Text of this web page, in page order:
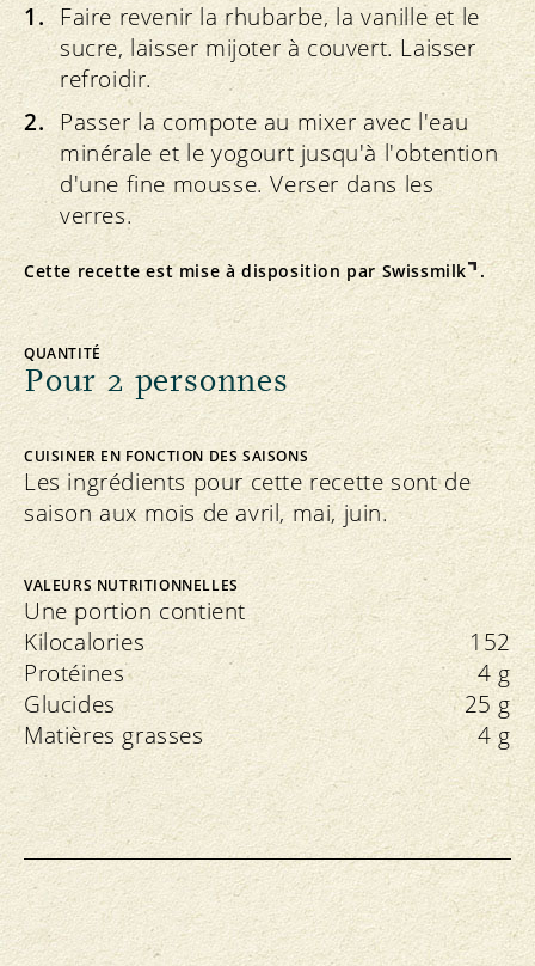
Faire revenir la rhubarbe, la vanille et le
sucre, laisser mijoter à couvert. Laisser
refroidir.
Passer la compote au mixer avec l'eau
minérale et le yogourt jusqu'à l'obtention
d'une fine mousse. Verser dans les
verres.
Cette recette est mise à disposition parSwissmilk .
QUANTITÉ
Pour 2 personnes
CUISINER EN FONCTION DES SAISONS
Les ingrédients pour cette recette sont de
saison aux mois de avril, mai, juin.
VALEURS NUTRITIONNELLES
Une portion contient
Kilocalories
152
Protéines
4 g
Glucides
25 g
Matières grasses
4 g